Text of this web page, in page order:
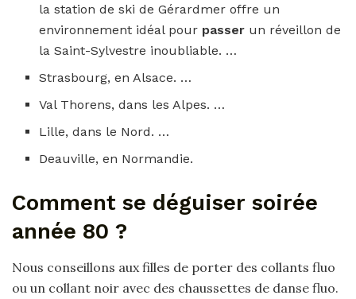
la station de ski de Gérardmer offre un
environnement idéal pour passer un réveillon de
la Saint-Sylvestre inoubliable. …
Strasbourg, en Alsace. …
Val Thorens, dans les Alpes. …
Lille, dans le Nord. …
Deauville, en Normandie.
Comment se déguiser soirée
année 80 ?
Nous conseillons aux filles de porter des collants fluo
ou un collant noir avec des chaussettes de danse fluo.